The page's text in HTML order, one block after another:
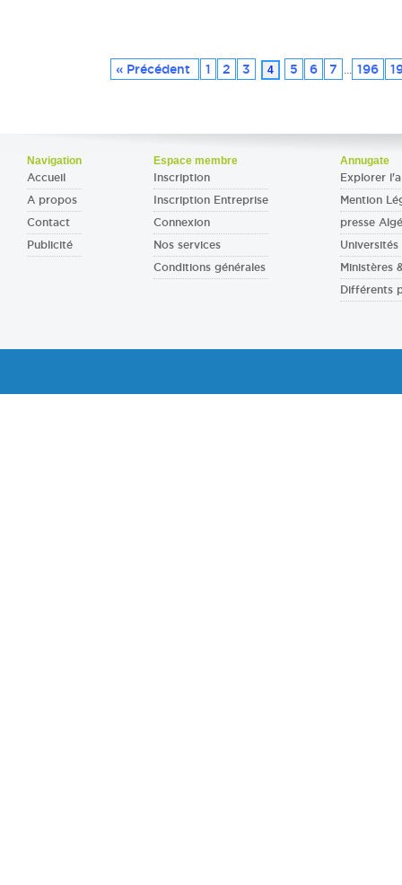
« Précédent 1 2 3 4 5 6 7 ... 196
Navigation
Accueil
A propos
Contact
Publicité
Espace membre
Inscription
Inscription Entreprise
Connexion
Nos services
Conditions générales
Annugate
Explorer
Mention
presse
Ministères
Différents